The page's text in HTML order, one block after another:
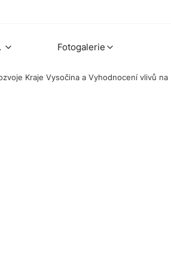
Fotogalerie
Kraje Vysočina a Vyhodnocení vlivů